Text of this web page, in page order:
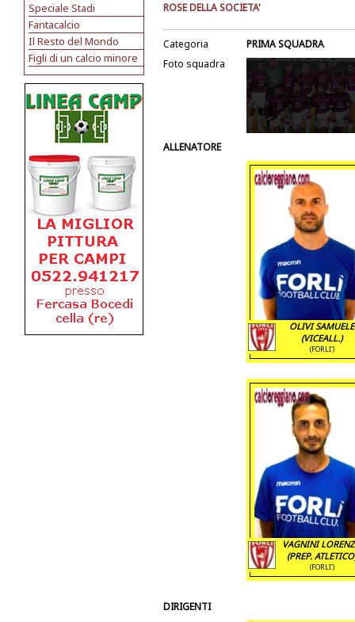
Speciale Stadi
Fantacalcio
Il Resto del Mondo
Figli di un calcio minore
ROSE DELLA SOCIETA'
Categoria
PRIMA SQUADRA
Foto squadra
ALLENATORE
OLIVI SAMUELE
(VICEALL.)
(FORLI')
VAGNINI
(PREP.
(FORLI')
DIRIGENTI